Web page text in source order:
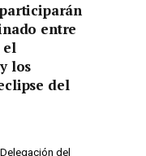
entre
el
los
del
del